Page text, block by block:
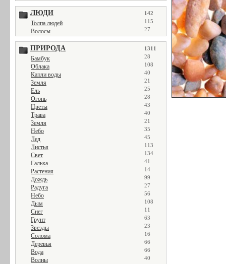
ЛЮДИ 142
Толпа людей 115
Волосы 27
ПРИРОДА 1311
Бамбук 28
Облака 108
Капли воды 40
Земля 21
Ель 25
Огонь 28
Цветы 43
Трава 40
Земля 21
Небо 35
Лед 45
Листья 113
Свет 134
Галька 41
Растения 14
Дождь 99
Радуга 27
Небо 56
Дым 108
Снег 11
Грунт 63
Звезды 23
Солома 16
Деревья 66
Вода 66
Волны 40